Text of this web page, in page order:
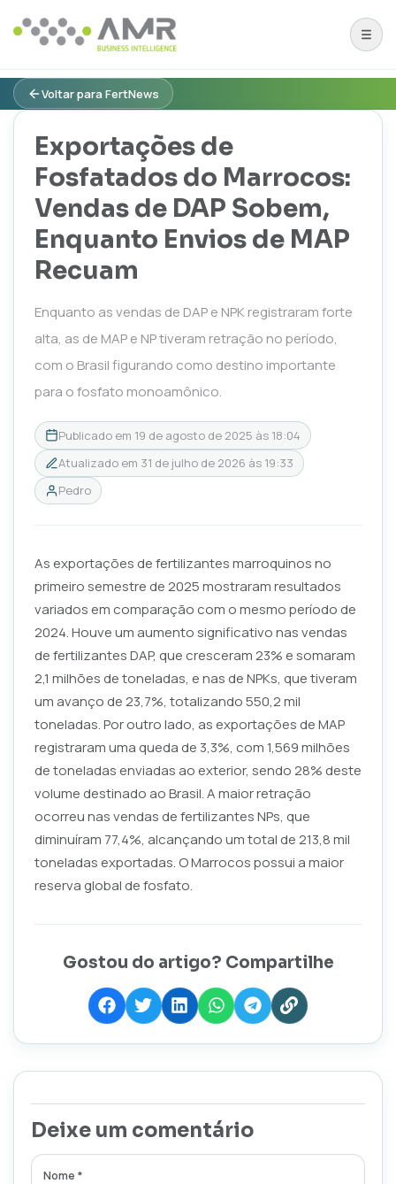
Voltar para FertNews
Exportações de
Fosfatados do Marrocos:
Vendas de DAP Sobem,
Enquanto Envios de MAP
Recuam
Enquanto as vendas de DAP e NPK registraram forte
alta, as de MAP e NP tiveram retração no período,
com o Brasil figurando como destino importante
para o fosfato monoamônico.
Publicado em 19 de agosto de 2025 às 18:04
Atualizado em 31 de julho de 2026 às 19:33
Pedro
As exportações de fertilizantes marroquinos no
primeiro semestre de 2025 mostraram resultados
variados em comparação com o mesmo período de
2024. Houve um aumento significativo nas vendas
de fertilizantes DAP, que cresceram 23% e somaram
2,1 milhões de toneladas, e nas de NPKs, que tiveram
um avanço de 23,7%, totalizando 550,2 mil
toneladas. Por outro lado, as exportações de MAP
registraram uma queda de 3,3%, com 1,569 milhões
de toneladas enviadas ao exterior, sendo 28% deste
volume destinado ao Brasil. A maior retração
ocorreu nas vendas de fertilizantes NPs, que
diminuíram 77,4%, alcançando um total de 213,8 mil
toneladas exportadas. O Marrocos possui a maior
reserva global de fosfato.
Gostou do artigo? Compartilhe
Deixe um comentário
Nome *